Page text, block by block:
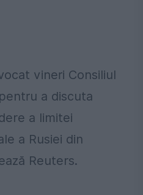
vineri Consiliul
a discuta
a limitei
a Rusiei din
Reuters.